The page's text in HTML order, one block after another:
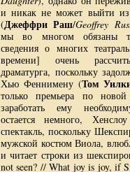
и никак не может выйти
(Джеффри Раш/Geoffrey
мы во многом обязаны
сведения о многих
времени] очень
драматурга, поскольку
Хью Феннимену (Том
только премьера по
заработать ему
остается немного,
спектакль, поскольку
мужской костюм Виола,
и читает строки из
not seen? // What joy is joy, if